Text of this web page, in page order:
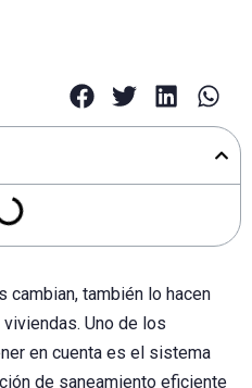
cambian, también lo hacen
Uno de los
en cuenta es el sistema
de saneamiento eficiente